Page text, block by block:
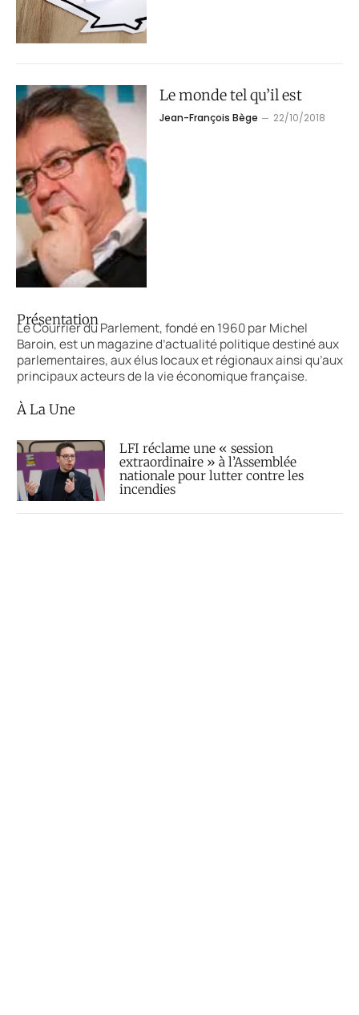
Le monde tel qu’il est
Jean-François Bège 22/10/2018
Présentation
Le Courrier du Parlement, fondé en 1960 par Michel
Baroin, est un magazine d’actualité politique destiné aux
parlementaires, aux élus locaux et régionaux ainsi qu’aux
principaux acteurs de la vie économique française.
À La Une
LFI réclame une « session
extraordinaire » à l’Assemblée
nationale pour lutter contre les
incendies